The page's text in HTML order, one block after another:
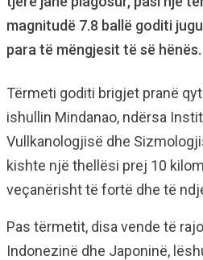
magnitudë 7.8 ballë goditi
para të mëngjesit të së hënës.
Tërmeti goditi brigjet pranë
ishullin Mindanao, ndërsa
Vullkanologjisë dhe
kishte një thellësi prej 10
veçanërisht të fortë dhe të
Pas tërmetit, disa vende të
Indonezinë dhe Japoninë,